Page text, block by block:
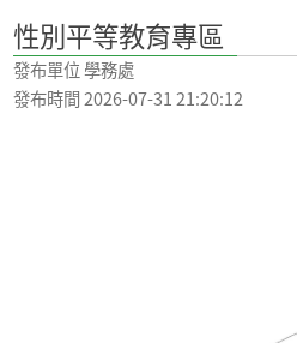
性別平等教育專區
發布單位 學務處
發布時間 2026-07-31 21:20:12